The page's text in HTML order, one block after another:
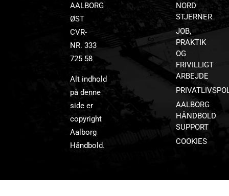
AALBORG
ØST
CVR-
NR. 333
725 58
Alt indhold
på denne
side er
copyright
Aalborg
Håndbold.
NORD
STJERNER
JOB,
PRAKTIK
OG
FRIVILLIGT
ARBEJDE
AALBORG
HÅNDBOLD
SUPPORT
COOKIES